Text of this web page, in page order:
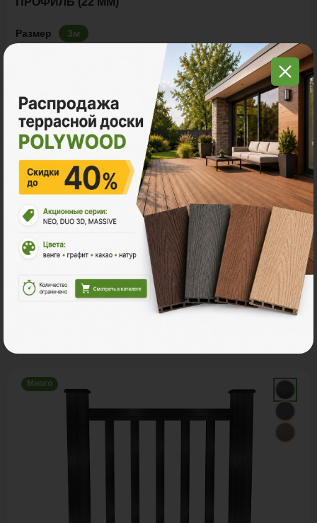
Размер 3м
Цена запог. м.:770 ₽
пог. м.
Итого заказ 3 пог. м.: 2310 ₽
Рассчитать
Много